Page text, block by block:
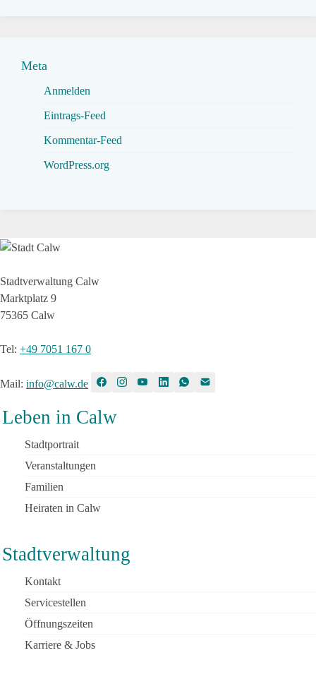
Meta
Anmelden
Eintrags-Feed
Kommentar-Feed
WordPress.org
Stadtverwaltung Calw
Marktplatz 9
75365 Calw
Tel: +49 7051 167 0
Mail: info@calw.de
Leben in Calw
Stadtportrait
Veranstaltungen
Familien
Heiraten in Calw
Stadtverwaltung
Kontakt
Servicestellen
Öffnungszeiten
Karriere & Jobs